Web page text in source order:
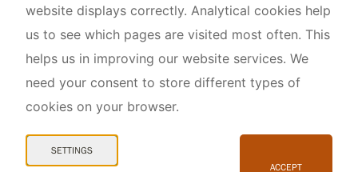
website displays correctly. Analytical cookies help
us to see which pages are visited most often. This
helps us in improving our website services. We
need your consent to store different types of
cookies on your browser.
SETTINGS
ACCEPT